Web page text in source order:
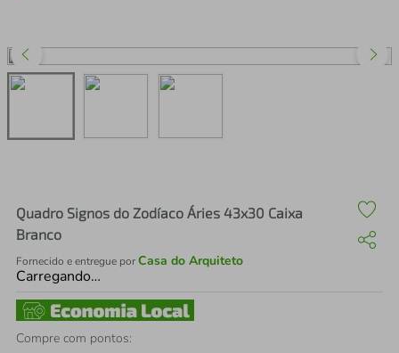
Quadro Signos do Zodíaco Áries 43x30 Caixa
Branco
Fornecido e entregue porCasa do Arquiteto
Carregando…
Compre com pontos:
perfume